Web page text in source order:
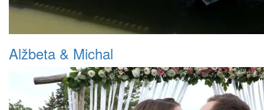
Alžbeta & Michal